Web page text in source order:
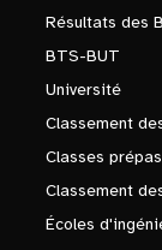
Résultats des
BTS-BUT
Université
Classement
Classes
Classement
Écoles